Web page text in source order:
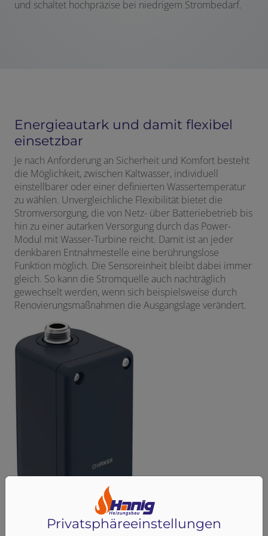
und schaltet hochpräzise bei niedrigem Strombedarf.
Energieautark und damit flexibel
einsetzbar
Je nach Anforderung an Sicherheit und Komfort besteht
die Möglichkeit, zwischen Kaltwasser, individuell
einstellbarer oder einer definierten Wassertemperatur
zu wählen. Unvergleichliche Flexibilität bietet die
Stromversorgung, die von Netz- über Batteriebetrieb bis
hin zu einer autarken Versorgung durch das Power-
Modul mit Wasser-Turbine reicht. Damit ist an jeder
denkbaren Entnahmestelle eine berührungslose
Funktion möglich. Die Sensoreinheit bleibt dabei immer
gleich. So kann die Stromquelle auch nachträglich
gewechselt werden, wenn sich beispielsweise durch
Renovierungsmaßnahmen die Ausgangslage verändert.
Privatsphäre­einstellungen